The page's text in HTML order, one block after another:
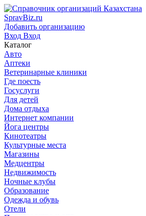
SpravBiz.ru
Добавить организацию
Вход Вход
Каталог
Авто
Аптеки
Ветеринарные клиники
Где поесть
Госуслуги
Для детей
Дома отдыха
Интернет компании
Йога центры
Кинотеатры
Культурные места
Магазины
Медцентры
Недвижимость
Ночные клубы
Образование
Одежда и обувь
Отели